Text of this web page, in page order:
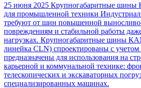
25 июня 2025 Крупногабаритные
для промышленной техники
требуют от шин повышенной
повреждениям и стабильной работы
нагрузках. Крупногабаритные шины
линейка CLN) спроектированы с учетом
предназначены для использования на
карьерной и коммунальной технике:
телескопических и экскаваторных
специализированных машинах.